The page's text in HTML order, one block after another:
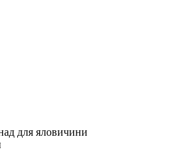
для яловичини